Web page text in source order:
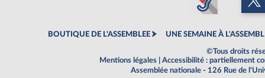
BOUTIQUE DE L'ASSEMBLEE UNE SEMAINE À
©Tous droits
Mentions légales
Accessibilité : partiellement
Assemblée nationale - 126 Rue de